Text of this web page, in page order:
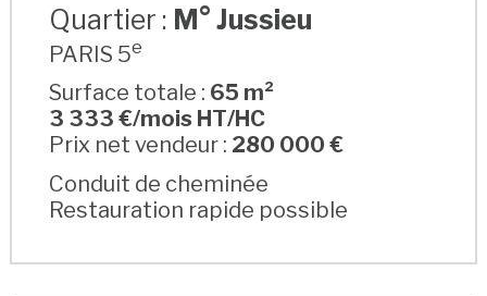
Quartier : M° Jussieu
PARIS 5e
Surface totale : 65 m²
3 333 €/mois HT/HC
Prix net vendeur : 280 000 €
Conduit de cheminée
Restauration rapide possible